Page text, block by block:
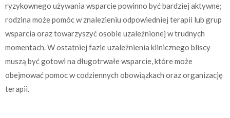
ryzykownego używania wsparcie powinno być bardziej aktywne;
rodzina może pomóc w znalezieniu odpowiedniej terapii lub grup
wsparcia oraz towarzyszyć osobie uzależnionej w trudnych
momentach. W ostatniej fazie uzależnienia klinicznego bliscy
muszą być gotowi na długotrwałe wsparcie, które może
obejmować pomoc w codziennych obowiązkach oraz organizację
terapii.